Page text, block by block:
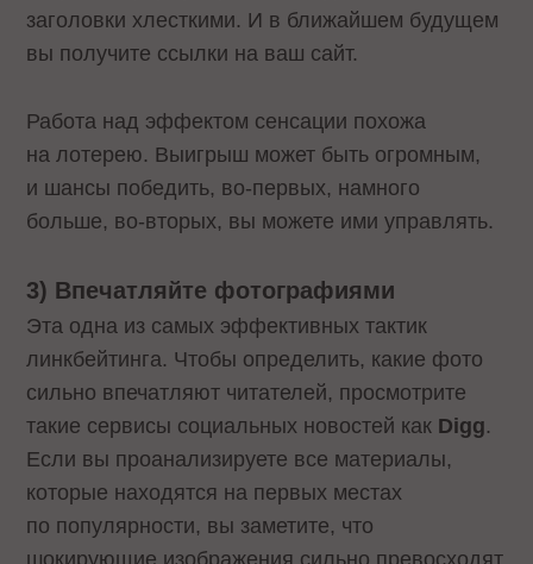
заголовки хлесткими. И в ближайшем будущем
вы получите ссылки на ваш сайт.
Работа над эффектом сенсации похожа
на лотерею. Выигрыш может быть огромным,
и шансы победить, во-первых, намного
больше, во-вторых, вы можете ими управлять.
3) Впечатляйте фотографиями
Эта одна из самых эффективных тактик
линкбейтинга. Чтобы определить, какие фото
сильно впечатляют читателей, просмотрите
такие сервисы социальных новостей как Digg.
Если вы проанализируете все материалы,
которые находятся на первых местах
по популярности, вы заметите, что